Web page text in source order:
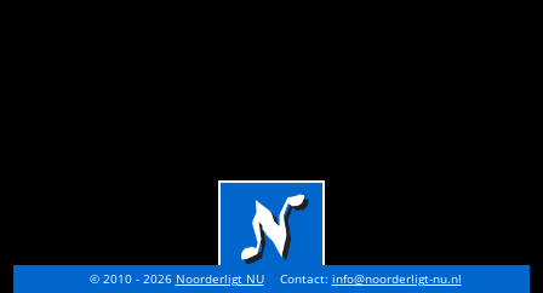
© 2010 - 2026 Noorderligt NU Contact: info@noorderligt-nu.nl